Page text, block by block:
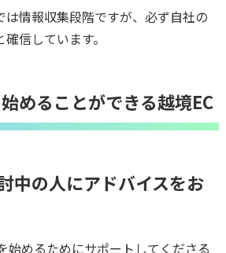
は情報収集段階ですが、必ず自社の
信しています。
めることができる越境EC
中の人にアドバイスをお
始めるためにサポートしてくださる